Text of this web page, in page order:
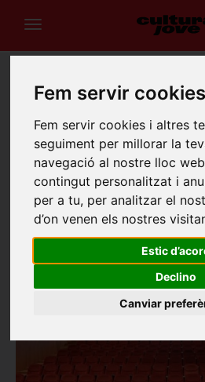
Fem servir cookies
Fem servir cookies i altres
seguiment per millorar la
navegació al nostre lloc
contingut personalitzat i
per a tu, per analitzar el
d’on venen els nostres
Estic
Declino
Canviar
TEATRE AUDITORI
Riudoms
Carrer de Sant Jaume, 2